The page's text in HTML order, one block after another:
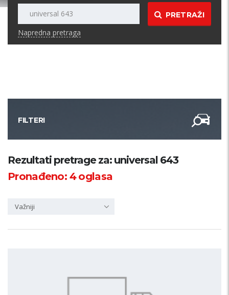
PRETRAŽI
Napredna pretraga
FILTERI
Kategorija
PRETRAŽI
Rezultati pretrage za: universal 643
Pronađeno:4oglasa
Važniji